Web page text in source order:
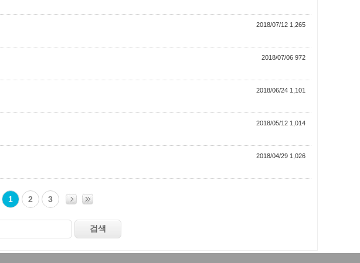
2018/07/12 1,265
2018/07/06 972
2018/06/24 1,101
2018/05/12 1,014
2018/04/29 1,026
1 2 3